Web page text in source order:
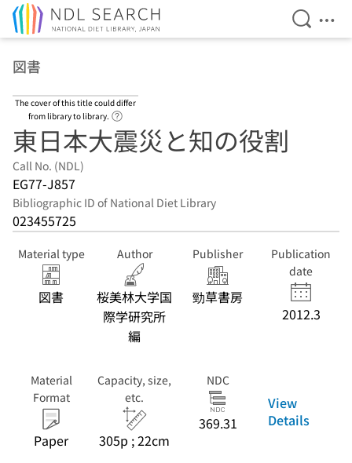
Open
図書
The cover of this title could differ
from library to library.
東日本大震災と知の役割
Call No. (NDL)
EG77-J857
Bibliographic ID of National Diet Library
023455725
Material type
図書
Author
桜美林大学国
際学研究所
編
Publisher
勁草書房
Publication
date
2012.3
Material
Format
Paper
Capacity, size,
etc.
305p ; 22cm
NDC
369.31
View
Details